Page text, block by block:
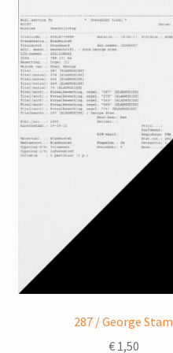
287 / George Stam
€1,50